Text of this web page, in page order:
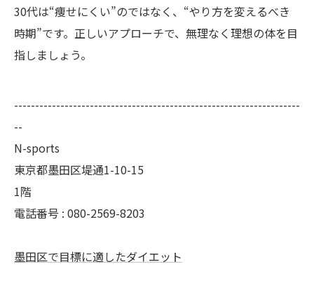
30代は“痩せにくい”のではなく、“やり方を変えるべき
時期”です。正しいアプローチで、無理なく理想の体を目
指しましょう。
--------------------------------------------------------------------
--
N-sports
東京都墨田区堤通1-10-15
1階
電話番号 : 080-2569-8203
墨田区で目標に適したダイエット